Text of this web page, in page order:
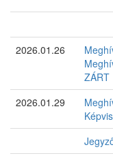
2026.01.26
ZÁRT
2026.01.29